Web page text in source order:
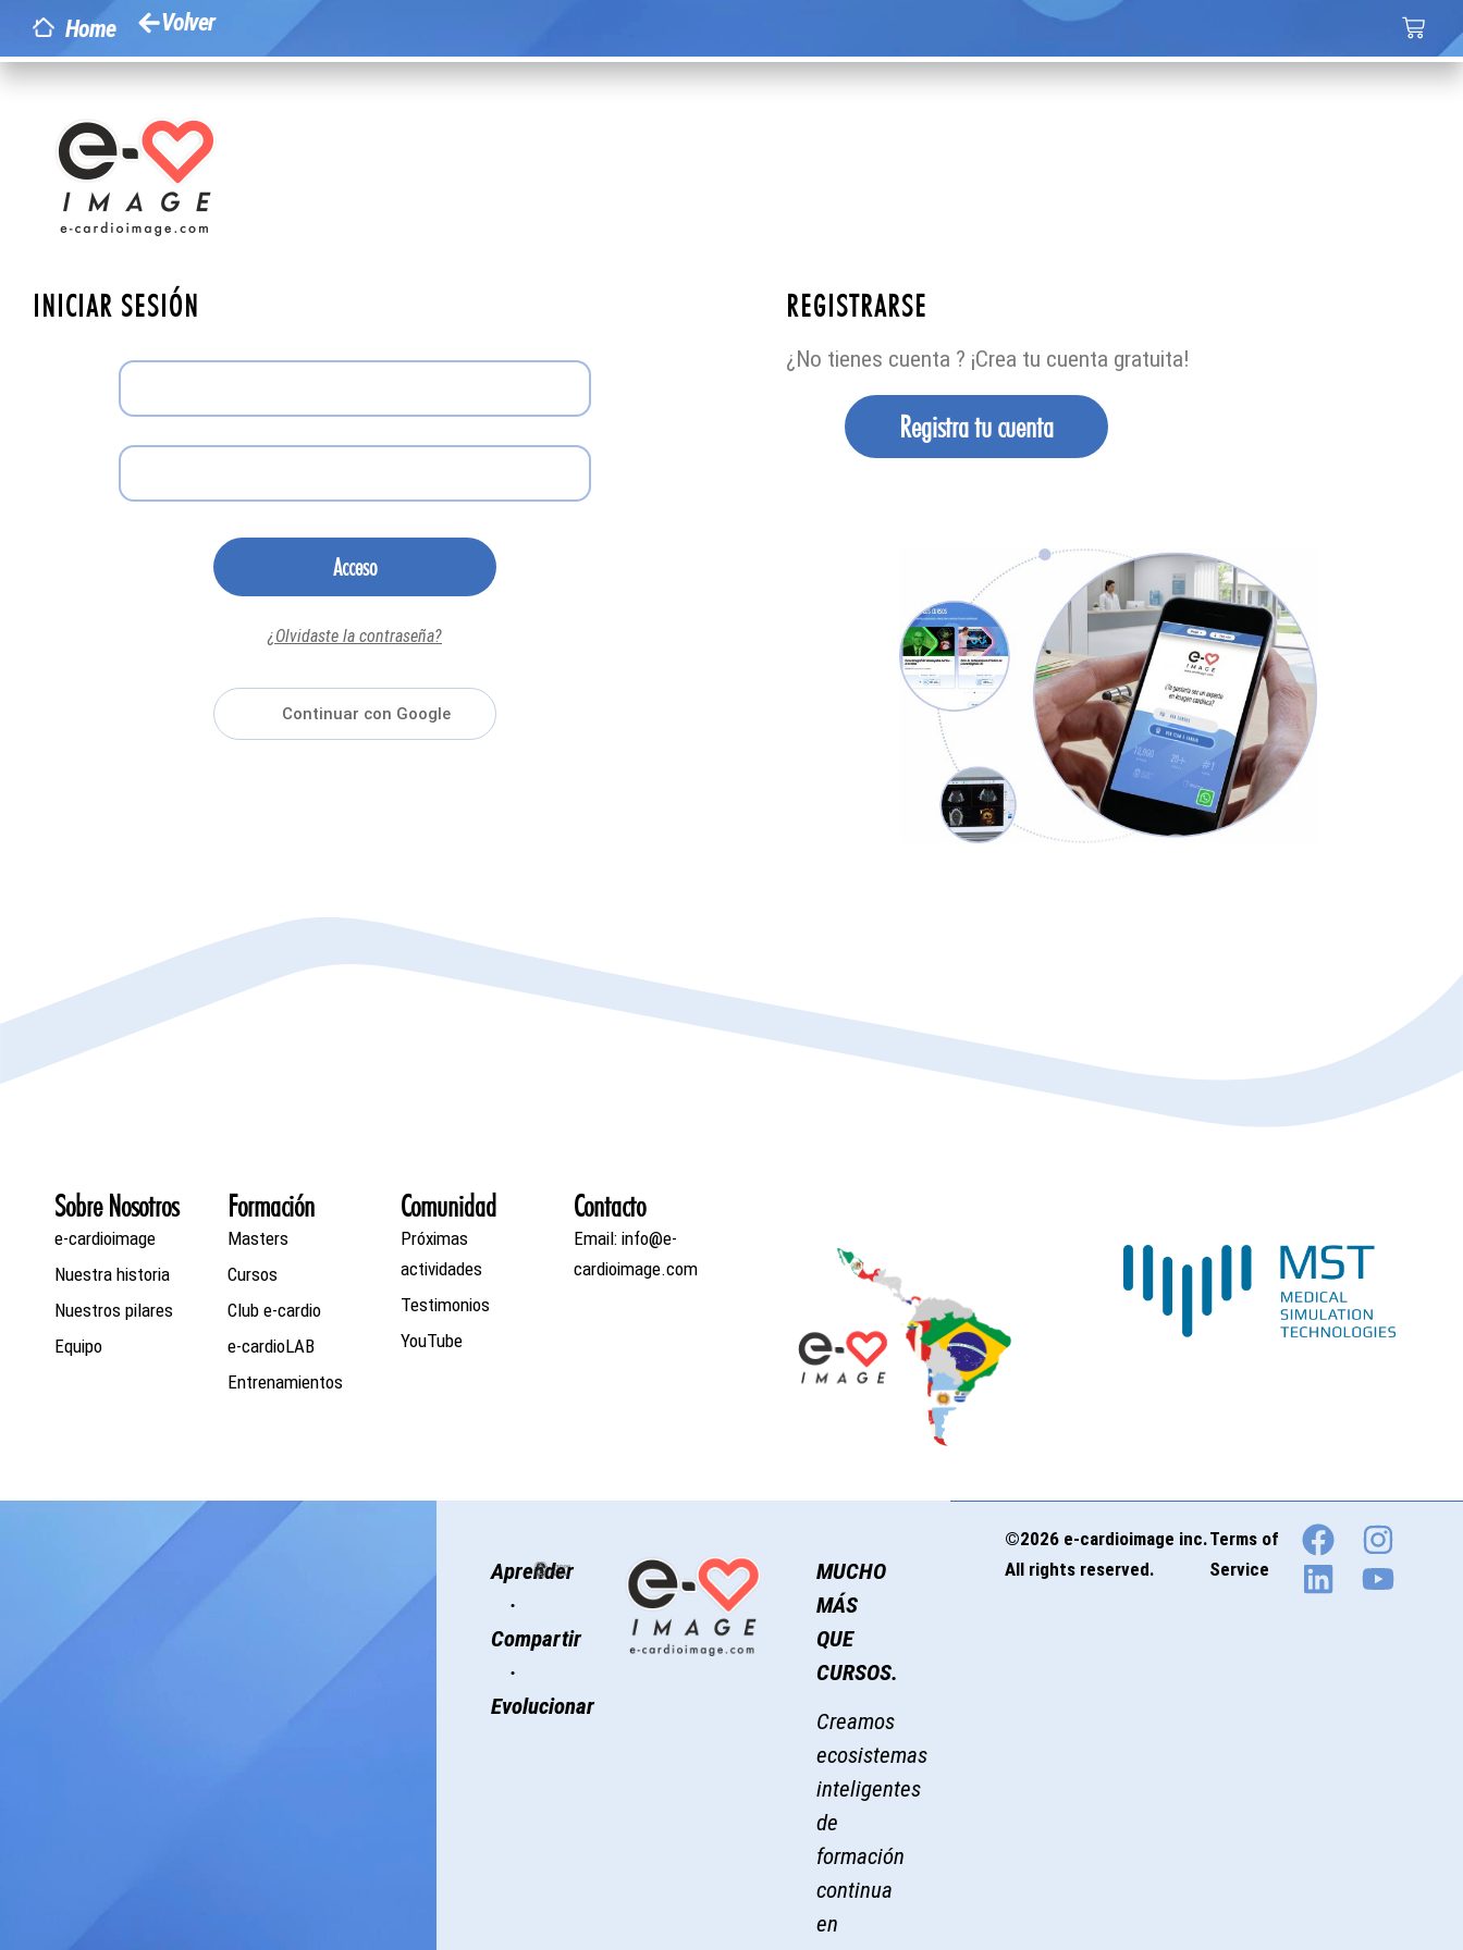
Home Volver
INICIAR SESIÓN
Acceso
¿Olvidaste la contraseña?
REGISTRARSE
¿No tienes cuenta ? ¡Crea tu cuenta gratuita!
Registra tu cuenta
Sobre Nosotros
e-cardioimage
Nuestra historia
Nuestros pilares
Equipo
Formación
Masters
Cursos
Club e-cardio
e-cardioLAB
Entrenamientos
Comunidad
Próximas
actividades
Testimonios
YouTube
Contacto
Email: info@e-
cardioimage.com
Aprender
·
Compartir
·
Evolucionar
MUCHO
MÁS
QUE
CURSOS.
Creamos
ecosistemas
inteligentes
de
formación
continua
en
©2026 e-cardioimage inc.
All rights reserved.
Terms of
Service